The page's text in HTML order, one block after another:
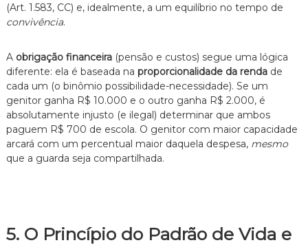
(Art. 1.583, CC) e, idealmente, a um equilíbrio no tempo de
convivência.
A obrigação financeira(pensão e custos) segue uma lógica
diferente: ela é baseada na proporcionalidade da rendade
cada um (o binômio possibilidade-necessidade). Se um
genitor ganha R$ 10.000 e o outro ganha R$ 2.000, é
absolutamente injusto (e ilegal) determinar que ambos
paguem R$ 700 de escola. O genitor com maior capacidade
arcará com um percentual maior daquela despesa, mesmo
que a guarda seja compartilhada.
5. O Princípio do Padrão de Vida e